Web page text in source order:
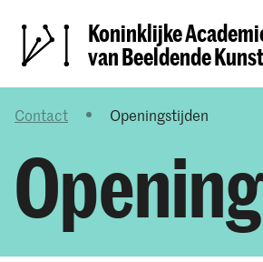
Koninklijke
van Beeldende
Contact Openingstijden